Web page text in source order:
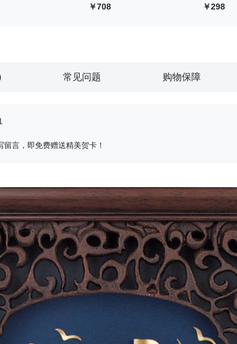
708 298
常见问题 购物保障
留言，即免费赠送精美贺卡！